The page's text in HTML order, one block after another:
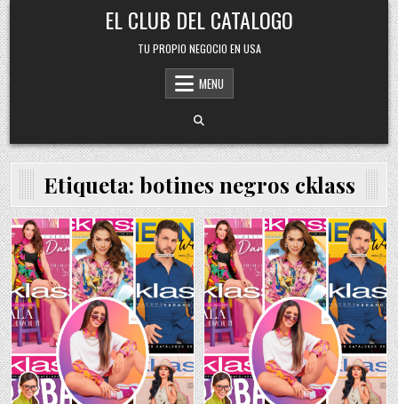
Skip
to
content
EL CLUB DEL CATALOGO
TU PROPIO NEGOCIO EN USA
MENU
Etiqueta: botines negros cklass
Posted
in
Posted
in